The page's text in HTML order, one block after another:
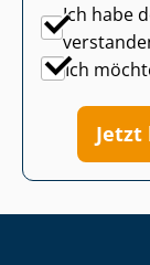
Ich habe
Ich
Jetzt